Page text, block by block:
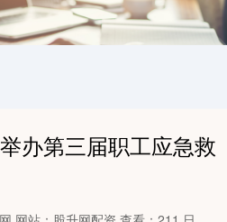
办第三届职工应急救